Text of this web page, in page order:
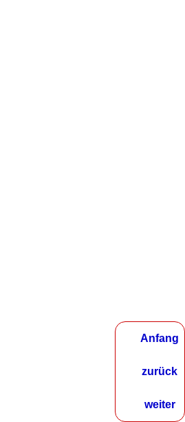
Anfang
zurück
weiter